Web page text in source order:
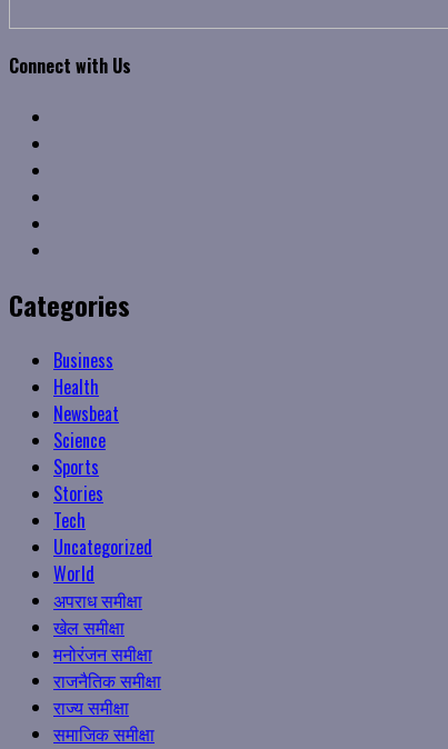
Connect with Us
Categories
Business
Health
Newsbeat
Science
Sports
Stories
Tech
Uncategorized
World
अपराध समीक्षा
खेल समीक्षा
मनोरंजन समीक्षा
राजनैतिक समीक्षा
राज्य समीक्षा
समाजिक समीक्षा